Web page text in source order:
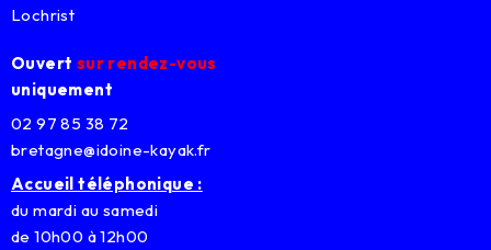
Lochrist
Ouvert sur rendez-vous
uniquement
02 97 85 38 72
bretagne@idoine-kayak.fr
Accueil téléphonique :
du mardi au samedi
de 10h00 à 12h00